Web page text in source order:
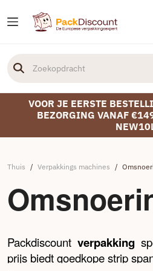
VOOR JE EERSTE
BEZORGING VANAF
Thuis / Verpakkings machines /
Packdiscount verpakking
prijs biedt goedkope strip